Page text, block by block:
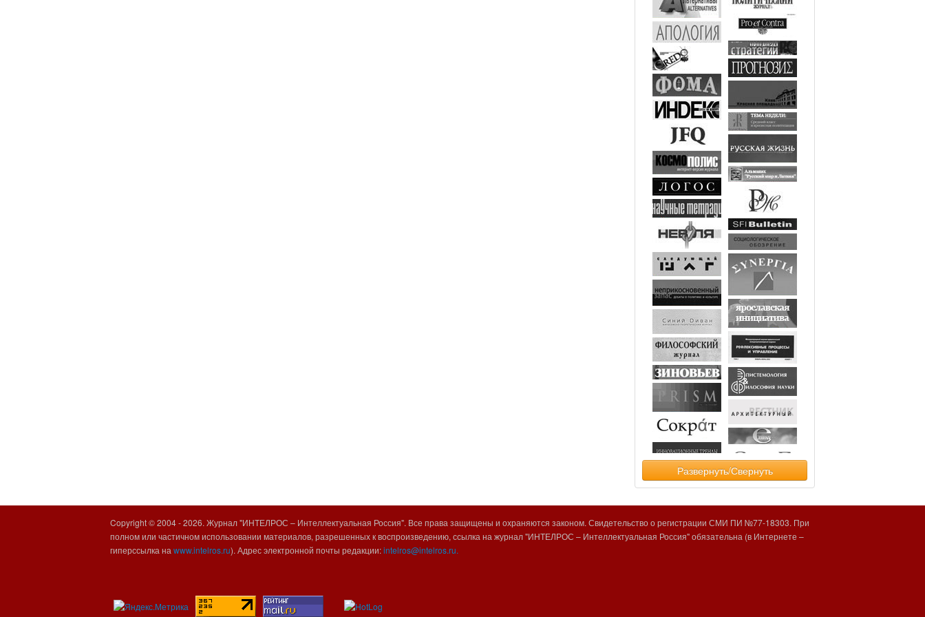
Развернуть/Свернуть
Copyright © 2004 -2026. Журнал "ИНТЕЛРОС – Интеллектуальная Россия". Все права защищены и охраняются законом. Свидетельство о регистрации СМИ ПИ №77-18303. При
полном или частичном использовании материалов, разрешенных к воспроизведению, ссылка на журнал "ИНТЕЛРОС – Интеллектуальная Россия" обязательна (в Интернете –
гиперссылка на www.intelros.ru). Адрес электронной почты редакции:intelros@intelros.ru.